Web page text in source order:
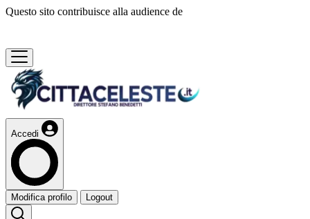
Questo sito contribuisce alla audience de
Accedi
Modifica profilo Logout